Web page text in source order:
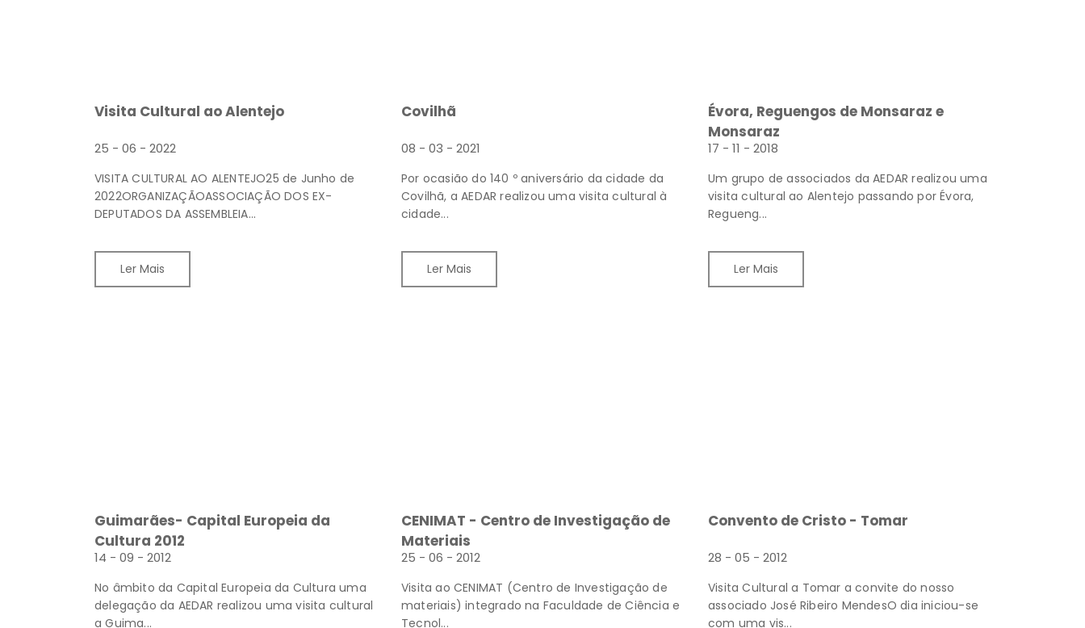
Visita Cultural ao Alentejo
25 - 06 - 2022
VISITA CULTURAL AO ALENTEJO25 de Junho de
2022ORGANIZAÇÃOASSOCIAÇÃO DOS EX-
DEPUTADOS DA ASSEMBLEIA...
Ler Mais
Covilhã
08 - 03 - 2021
Por ocasião do 140 º aniversário da cidade da
Covilhã, a AEDAR realizou uma visita cultural à
cidade...
Ler Mais
Évora, Reguengos de Monsaraz e
Monsaraz
17 - 11 - 2018
Um grupo de associados da AEDAR realizou uma
visita cultural ao Alentejo passando por Évora,
Regueng...
Ler Mais
Guimarães- Capital Europeia da
Cultura 2012
14 - 09 - 2012
No âmbito da Capital Europeia da Cultura uma
delegação da AEDAR realizou uma visita cultural
a Guima...
CENIMAT - Centro de Investigação de
Materiais
25 - 06 - 2012
Visita ao CENIMAT (Centro de Investigação de
materiais) integrado na Faculdade de Ciência e
Tecnol...
Convento de Cristo - Tomar
28 - 05 - 2012
Visita Cultural a Tomar a convite do nosso
associado José Ribeiro MendesO dia iniciou-se
com uma vis...